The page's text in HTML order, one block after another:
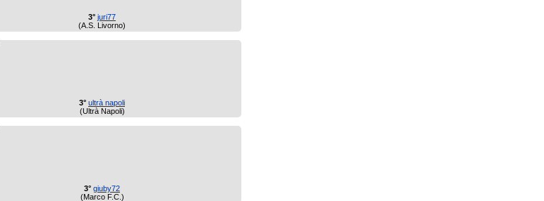
3° juri77
(A.S. Livorno)
3° ultrà napoli
(Ultrà Napoli)
3° giuby72
(Marco F.C.)